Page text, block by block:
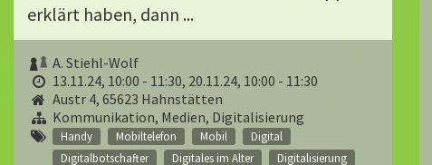
erklärt haben, dann ...
A. Stiehl-Wolf
13.11.24, 10:00 - 11:30, 20.11.24, 10:00 - 11:30
Austr 4, 65623 Hahnstätten
Kommunikation, Medien, Digitalisierung
Handy Mobiltelefon Mobil
Digital
Digitalbotschafter
Digitales im Alter Digitalisierung